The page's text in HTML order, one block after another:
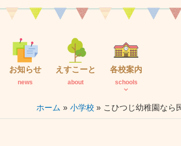
内
お知らせ
news
えすこーと
about
各校案内
schools
ホーム 小学校 こひつじ幼稚園なら